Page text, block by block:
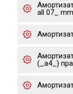
all 07_
(_a4_)